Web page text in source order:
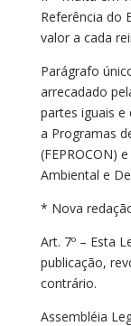
Referência do
valor a cada
Parágrafo
arrecadado
partes iguais e
a Programas
(FEPROCON)
Ambiental e
* Nova
Art. 7º – Esta
publicação,
contrário.
Assembléia